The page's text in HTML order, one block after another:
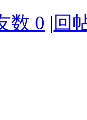
数 0 | 回